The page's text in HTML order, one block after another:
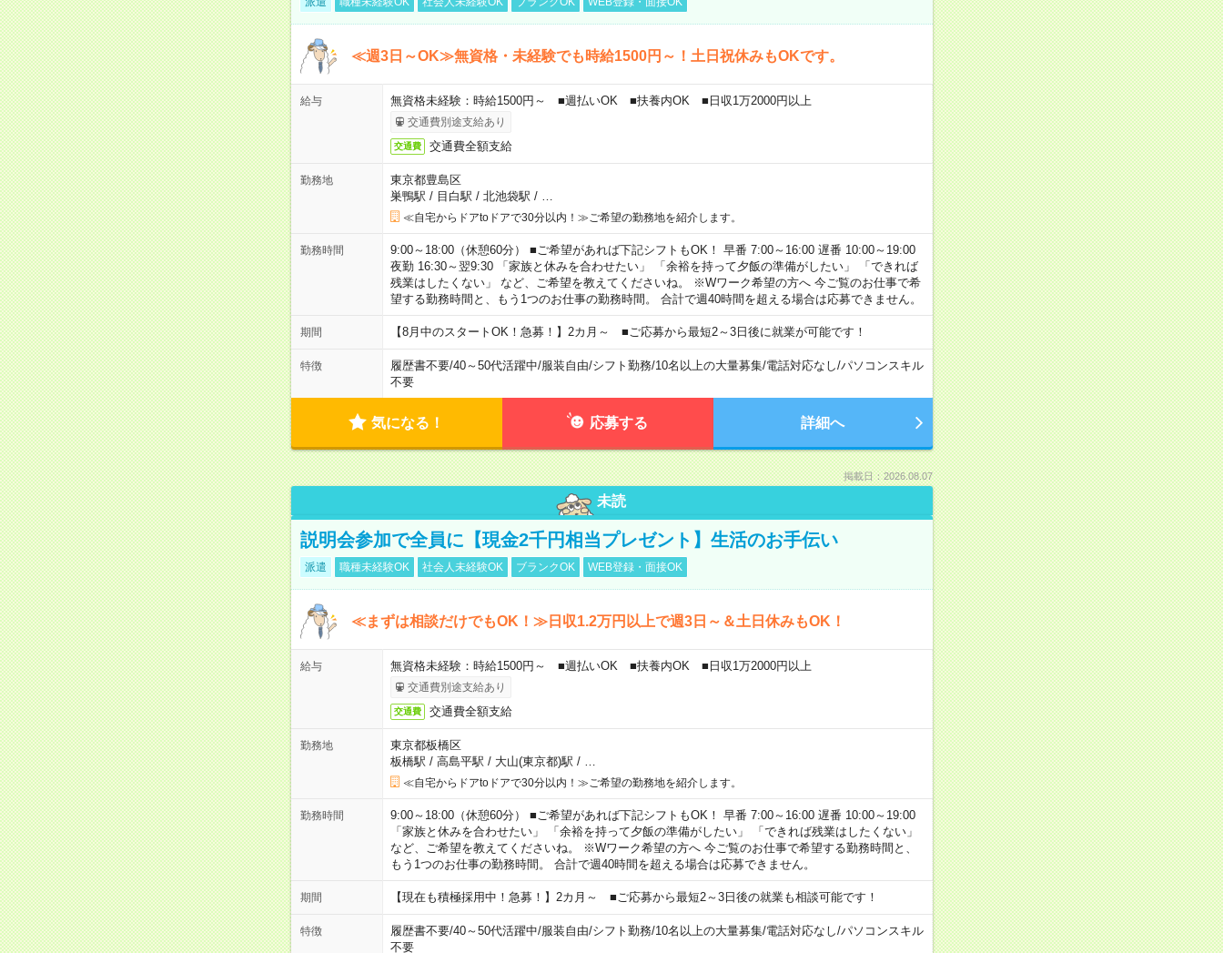
≪週3日～OK≫無資格・未経験でも時給1500円～！土日祝休みもOKです。
給与 無資格未経験：時給1500円～ ■週払いOK ■扶養内OK ■日収1万2000円以上
交通費別途支給あり
交通費 交通費全額支給
勤務地
東京都豊島区
巣鴨駅 / 目白駅 / 北池袋駅 /
≪自宅からドアtoドアで30分以内！≫ご希望の勤務地を紹介します。
勤務時間
9:00～18:00（休憩60分） ■ご希望があれば下記シフトもOK！ 早番 7:00～16:00 遅番 10:00～19:00
夜勤 16:30～翌9:30 「家族と休みを合わせたい」 「余裕を持って夕飯の準備がしたい」 「できれば
残業はしたくない」 など、ご希望を教えてくださいね。 ※Wワーク希望の方へ 今ご覧のお仕事で希
望する勤務時間と、もう1つのお仕事の勤務時間。 合計で週40時間を超える場合は応募できません。
期間 【8月中のスタートOK！急募！】2カ月～ ■ご応募から最短2～3日後に就業が可能です！
特徴 履歴書不要/40～50代活躍中/服装自由/シフト勤務/10名以上の大量募集/電話対応なし/パソコンスキル
不要
気になる！ 応募する 詳細へ
掲載日：2026.08.07
未読
説明会参加で全員に【現金2千円相当プレゼント】生活のお手伝い
派遣 職種未経験OK 社会人未経験OK ブランクOK WEB登録・面接OK
≪まずは相談だけでもOK！≫日収1.2万円以上で週3日～＆土日休みもOK！
給与 無資格未経験：時給1500円～ ■週払いOK ■扶養内OK ■日収1万2000円以上
交通費別途支給あり
交通費 交通費全額支給
勤務地
東京都板橋区
板橋駅 / 高島平駅 / 大山(東京都)駅 /
≪自宅からドアtoドアで30分以内！≫ご希望の勤務地を紹介します。
勤務時間
9:00～18:00（休憩60分） ■ご希望があれば下記シフトもOK！ 早番 7:00～16:00 遅番 10:00～19:00
「家族と休みを合わせたい」 「余裕を持って夕飯の準備がしたい」 「できれば残業はしたくない」
など、ご希望を教えてくださいね。 ※Wワーク希望の方へ 今ご覧のお仕事で希望する勤務時間と、
もう1つのお仕事の勤務時間。 合計で週40時間を超える場合は応募できません。
期間 【現在も積極採用中！急募！】2カ月～ ■ご応募から最短2～3日後の就業も相談可能です！
特徴 履歴書不要/40～50代活躍中/服装自由/シフト勤務/10名以上の大量募集/電話対応なし/パソコンスキル
不要